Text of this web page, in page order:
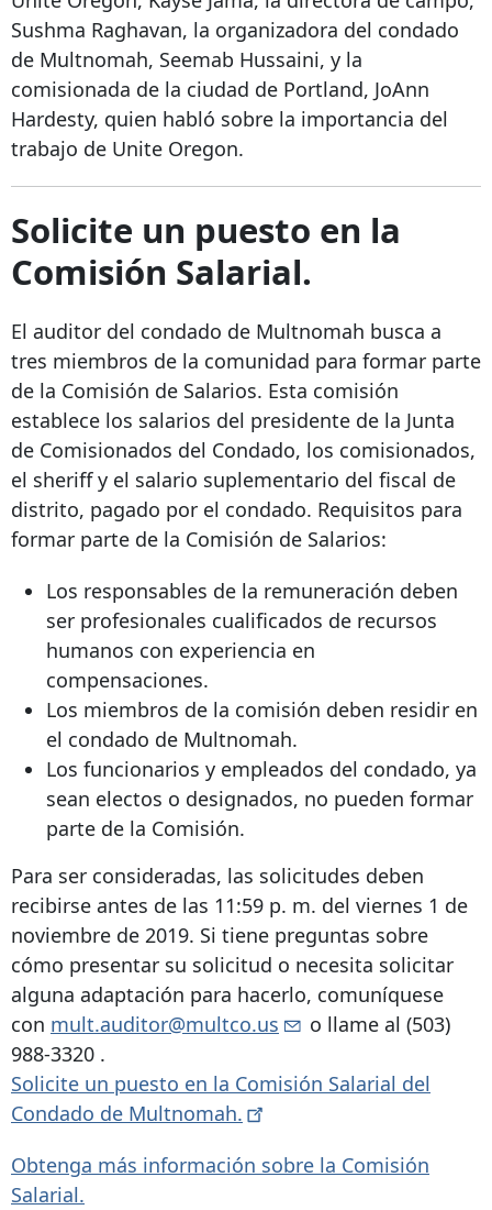
Sushma Raghavan, la organizadora del condado
de Multnomah, Seemab Hussaini, y la
comisionada de la ciudad de Portland, JoAnn
Hardesty, quien habló sobre la importancia del
trabajo de Unite Oregon.
Solicite un puesto en la
Comisión Salarial.
El auditor del condado de Multnomah busca a
tres miembros de la comunidad para formar parte
de la Comisión de Salarios. Esta comisión
establece los salarios del presidente de la Junta
de Comisionados del Condado, los comisionados,
el sheriff y el salario suplementario del fiscal de
distrito, pagado por el condado. Requisitos para
formar parte de la Comisión de Salarios:
Los responsables de la remuneración deben
ser profesionales cualificados de recursos
humanos con experiencia en
compensaciones.
Los miembros de la comisión deben residir en
el condado de Multnomah.
Los funcionarios y empleados del condado, ya
sean electos o designados, no pueden formar
parte de la Comisión.
Para ser consideradas, las solicitudes deben
recibirse antes de las 11:59 p. m. del viernes 1 de
noviembre de 2019. Si tiene preguntas sobre
cómo presentar su solicitud o necesita solicitar
alguna adaptación para hacerlo, comuníquese
con mult.auditor@multco.us o llame al (503)
988-3320 .
Solicite un puesto en la Comisión Salarial del
Condado de Multnomah.
Obtenga más información sobre la Comisión
Salarial.